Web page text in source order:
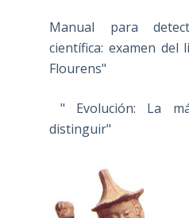
Manual para
científica: examen
Flourens"
" Evolución: La
distinguir"